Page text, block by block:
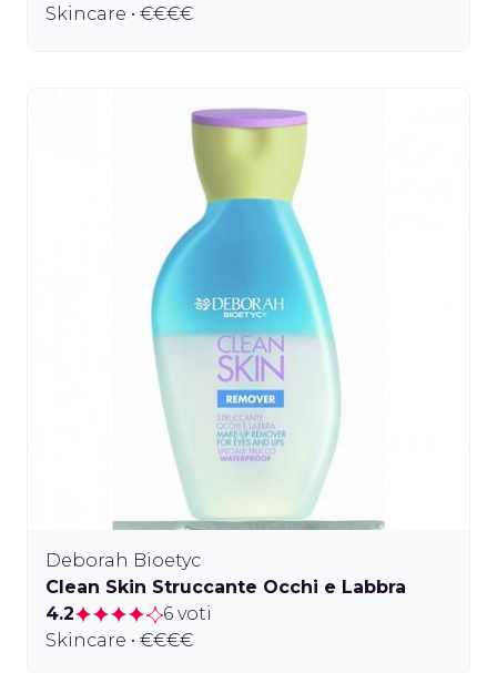
Skincare • €€€€
Deborah Bioetyc
Clean Skin Struccante Occhi e Labbra
4.2
6 voti
Skincare • €€€€